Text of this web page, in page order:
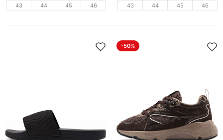
43
44 45 46
43
44 45 46
-50%